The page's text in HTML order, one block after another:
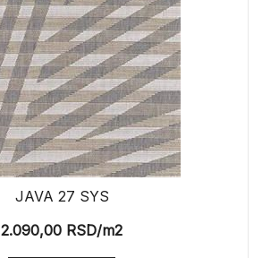
JAVA 27 SYS
2.090,00 RSD/m2